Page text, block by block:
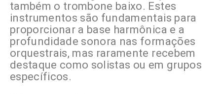
também o trombone baixo. Estes
instrumentos são fundamentais para
proporcionar a base harmônica e a
profundidade sonora nas formações
orquestrais, mas raramente recebem
destaque como solistas ou em grupos
específicos.